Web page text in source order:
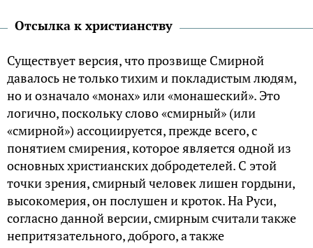
Отсылка к христианству
Существует версия, что прозвище Смирной
давалось не только тихим и покладистым людям,
но и означало «монах» или «монашеский». Это
логично, поскольку слово «смирный» (или
«смирной») ассоциируется, прежде всего, с
понятием смирения, которое является одной из
основных христианских добродетелей. С этой
точки зрения, смирный человек лишен гордыни,
высокомерия, он послушен и кроток. На Руси,
согласно данной версии, смирным считали также
непритязательного, доброго, а также